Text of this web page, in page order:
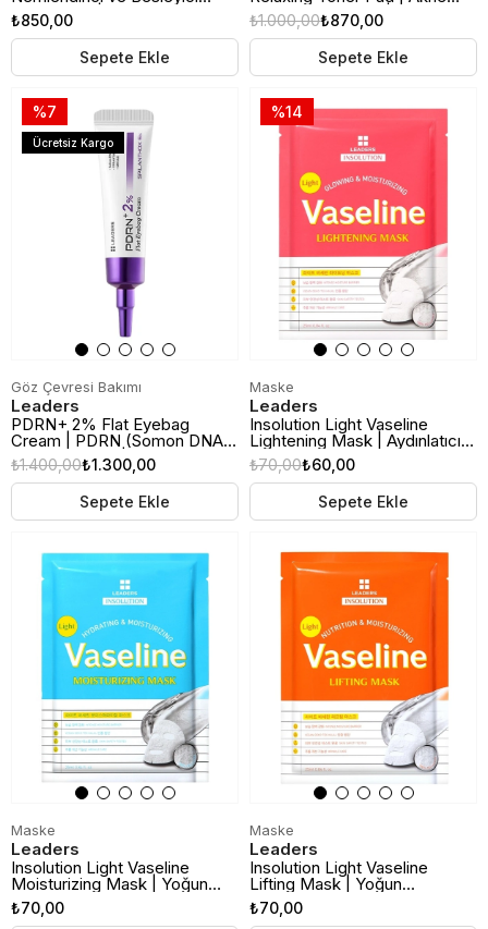
Tonikli Ped | 60 Adet
₺850,00
Sepete Ekle
Karşıtı Tonikli Ped | 60 Adet
₺870,00
₺1.000,00
Sepete Ekle
Göz Çevresi Bakımı
Leaders
PDRN+ 2% Flat Eyebag
Cream | PDRN (Somon DNA)
Göz Altı Kremi | 20ml
₺1.300,00
₺1.400,00
Sepete Ekle
%7
Ücretsiz Kargo
Maske
Leaders
Insolution Light Vaseline
Lightening Mask | Aydınlatıcı
Kağıt Maske
₺60,00
₺70,00
Sepete Ekle
%14
Maske
Leaders
Insolution Light Vaseline
Moisturizing Mask | Yoğun
Nemlendirici Kağıt Maske
₺70,00
Maske
Leaders
Insolution Light Vaseline
Lifting Mask | Yoğun
Nemlendirici ve Sıkılaştırıcı
Kağıt Maske
₺70,00